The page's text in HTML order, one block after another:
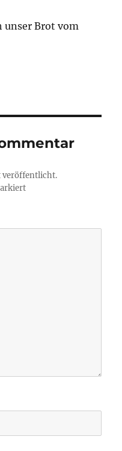
unser Brot vom
veröffentlicht.